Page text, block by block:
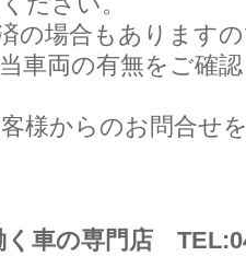
の場合もあります
車両の有無をご確
様からのお問合せ
く車の専門店